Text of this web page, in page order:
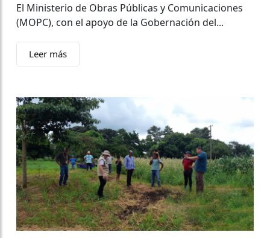
El Ministerio de Obras Públicas y Comunicaciones
(MOPC), con el apoyo de la Gobernación del...
Leer más